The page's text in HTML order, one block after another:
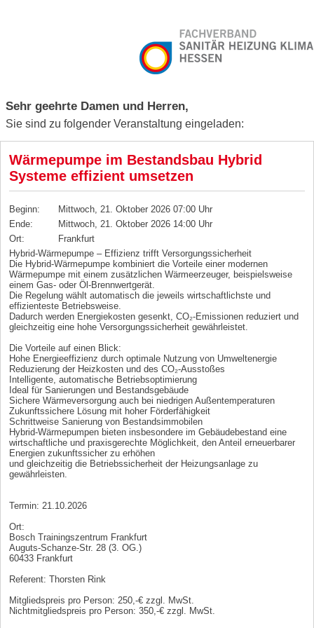
Sehr geehrte Damen und Herren,
Sie sind zu folgender Veranstaltung eingeladen:
Wärmepumpe im Bestandsbau Hybrid
Systeme effizient umsetzen
Beginn:
Mittwoch, 21. Oktober 2026 07:00 Uhr
Ende:
Mittwoch, 21. Oktober 2026 14:00 Uhr
Ort:
Frankfurt
Hybrid-Wärmepumpe – Effizienz trifft Versorgungssicherheit
Die Hybrid-Wärmepumpe kombiniert die Vorteile einer modernen
Wärmepumpe mit einem zusätzlichen Wärmeerzeuger, beispielsweise
einem Gas- oder Öl-Brennwertgerät.
Die Regelung wählt automatisch die jeweils wirtschaftlichste und
effizienteste Betriebsweise.
Dadurch werden Energiekosten gesenkt, CO₂-Emissionen reduziert und
gleichzeitig eine hohe Versorgungssicherheit gewährleistet.
Die Vorteile auf einen Blick:
Hohe Energieeffizienz durch optimale Nutzung von Umweltenergie
Reduzierung der Heizkosten und des CO₂-Ausstoßes
Intelligente, automatische Betriebsoptimierung
Ideal für Sanierungen und Bestandsgebäude
Sichere Wärmeversorgung auch bei niedrigen Außentemperaturen
Zukunftssichere Lösung mit hoher Förderfähigkeit
Schrittweise Sanierung von Bestandsimmobilen
Hybrid-Wärmepumpen bieten insbesondere im Gebäudebestand eine
wirtschaftliche und praxisgerechte Möglichkeit, den Anteil erneuerbarer
Energien zukunftssicher zu erhöhen
und gleichzeitig die Betriebssicherheit der Heizungsanlage zu
gewährleisten.
Termin: 21.10.2026
Ort:
Bosch Trainingszentrum Frankfurt
Auguts-Schanze-Str. 28 (3. OG.)
60433 Frankfurt
Referent: Thorsten Rink
Mitgliedspreis pro Person: 250,-€ zzgl. MwSt.
Nichtmitgliedspreis pro Person: 350,-€ zzgl. MwSt.